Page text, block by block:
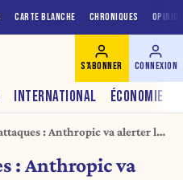
CARTE BLANCHE CHRONIQUES
INTERNATIONAL ÉCONOMIE
S'ABONNER CONNEXION
: Anthropic va alerter les
par son IA Mythos
: Anthropic va